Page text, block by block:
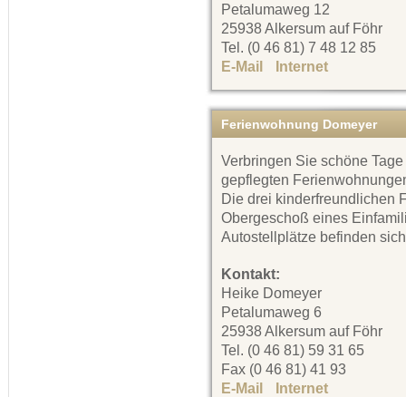
Petalumaweg 12
25938 Alkersum auf Föhr
Tel. (0 46 81) 7 48 12 85
E-Mail
Internet
Ferienwohnung Domeyer
Verbringen Sie schöne
gepflegten
Die drei kinderfreundlichen
Obergeschoß eines
Autostellplätze befinden
Kontakt:
Heike Domeyer
Petalumaweg 6
25938 Alkersum auf Föhr
Tel. (0 46 81) 59 31 65
Fax (0 46 81) 41 93
E-Mail
Internet